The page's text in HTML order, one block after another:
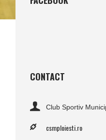
CONTACT
Club Sportiv
csmploiesti.ro